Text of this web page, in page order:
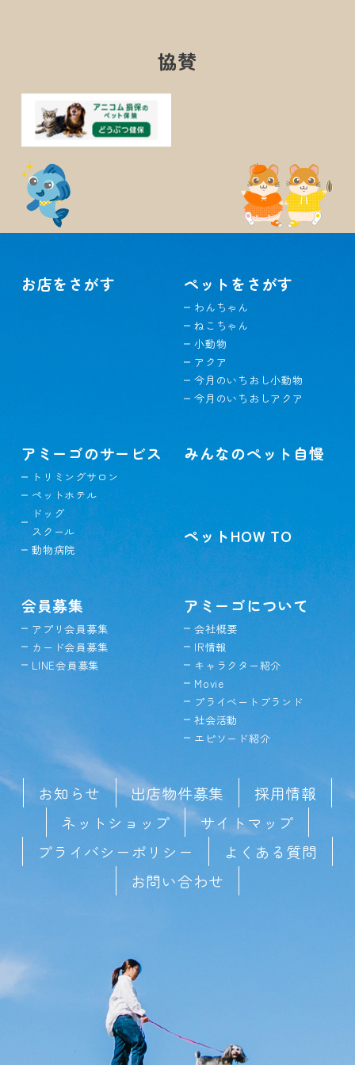
協賛
お店をさがす ペットをさがす
わんちゃん
ねこちゃん
小動物
アクア
今月のいちおし小動物
今月のいちおしアクア
アミーゴのサービス
トリミングサロン
ペットホテル
ドッグ
スクール
動物病院
みんなのペット自慢
ペットHOW TO
会員募集
アプリ会員募集
カード会員募集
LINE会員募集
アミーゴについて
会社概要
IR情報
キャラクター紹介
Movie
プライベートブランド
社会活動
エピソード紹介
お知らせ 出店物件募集
採用情報
ネットショップ
サイトマップ
プライバシーポリシー
よくある質問
お問い合わせ